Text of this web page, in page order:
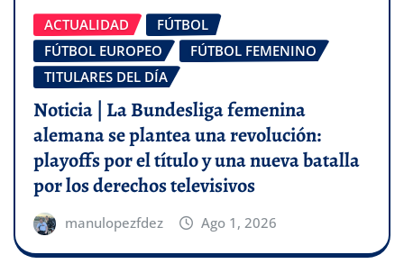
ACTUALIDAD
FÚTBOL
FÚTBOL EUROPEO
FÚTBOL FEMENINO
TITULARES DEL DÍA
Noticia | La Bundesliga femenina
alemana se plantea una revolución:
playoffs por el título y una nueva batalla
por los derechos televisivos
manulopezfdez Ago 1, 2026